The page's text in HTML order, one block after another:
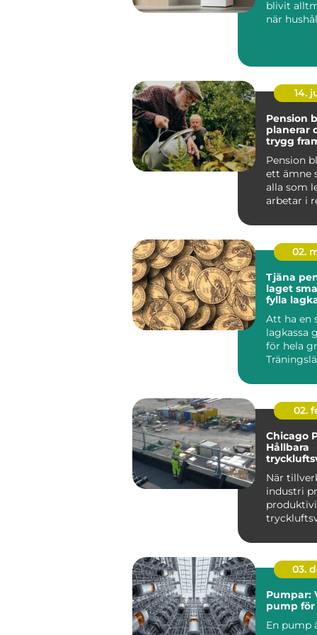
blivit
när
14.
Pension
planerar
trygg
Pension
ett ämne
alla som
arbetar i
bör...
02.
Tjäna
laget smarta sätt att
fylla
Att ha en
lagkassa
för hela
02.
Chicago
Hållbara
När
industri
03.
Pumpar:
pump
En pump